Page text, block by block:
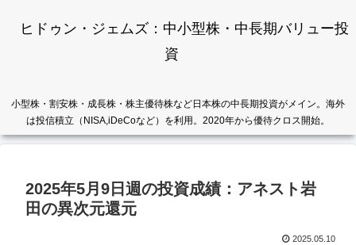
ヒドゥン・ジェムズ：中小型株・中長期バリュー投
資
小型株・割安株・成長株・株主優待株など日本株の中長期投資がメイン。海外
は投信積立（NISA,iDeCoなど）を利用。2020年から優待クロス開始。
2025年5月9日週の投資成績：アネスト岩
田の異次元還元
2025.05.10